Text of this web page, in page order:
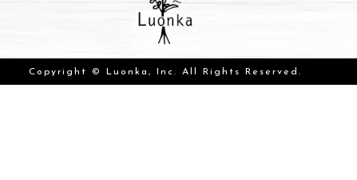
Copyright © Luonka, Inc. All Rights Reserved.